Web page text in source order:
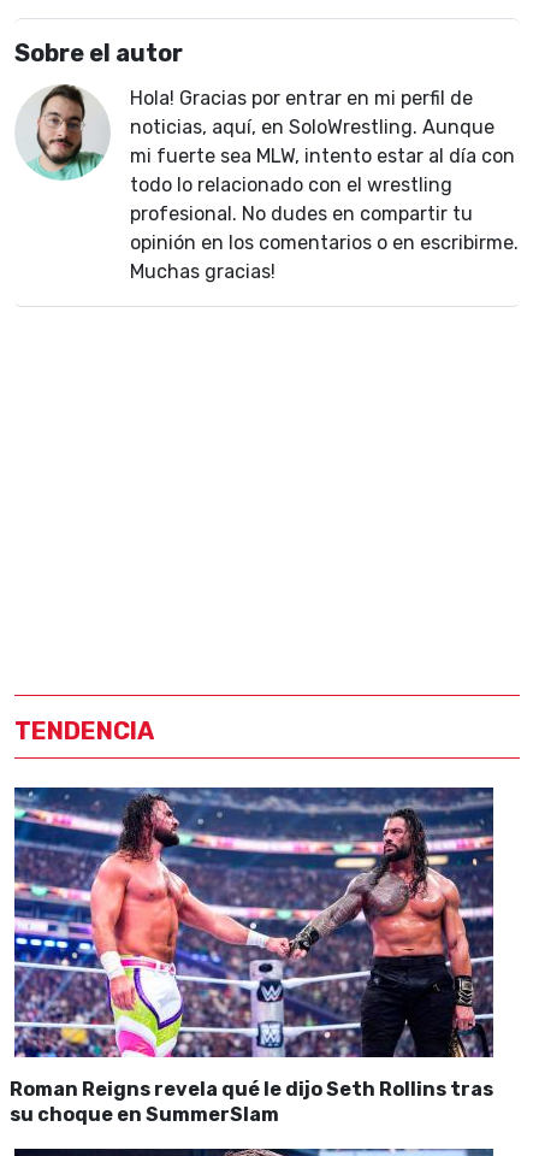
Sobre el autor
Hola! Gracias por entrar en mi perfil de
noticias, aquí, en SoloWrestling. Aunque
mi fuerte sea MLW, intento estar al día con
todo lo relacionado con el wrestling
profesional. No dudes en compartir tu
opinión en los comentarios o en escribirme.
Muchas gracias!
TENDENCIA
Roman Reigns revela qué le dijo Seth Rollins tras
su choque en SummerSlam